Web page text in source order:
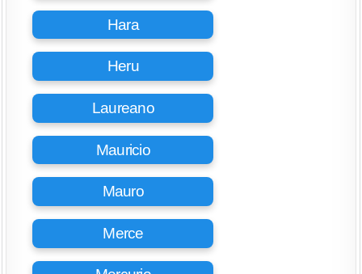
Hara
Heru
Laureano
Mauricio
Mauro
Merce